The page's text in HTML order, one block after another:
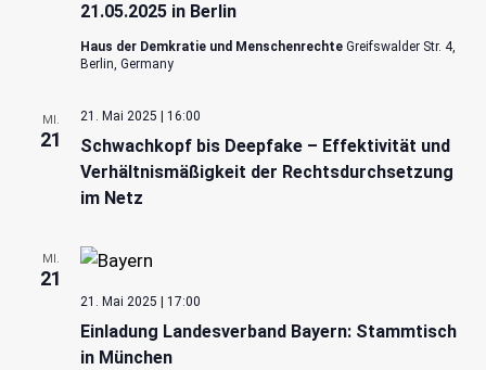
21.05.2025 in Berlin
Haus der Demkratie und Menschenrechte Greifswalder Str. 4,
Berlin, Germany
MI.
21
Schwachkopf bis Deepfake – Effektivität und
Verhältnismäßigkeit der Rechtsdurchsetzung
im Netz
21. Mai 2025 | 16:00
MI.
21
Einladung Landesverband Bayern: Stammtisch
in München
21. Mai 2025 | 17:00